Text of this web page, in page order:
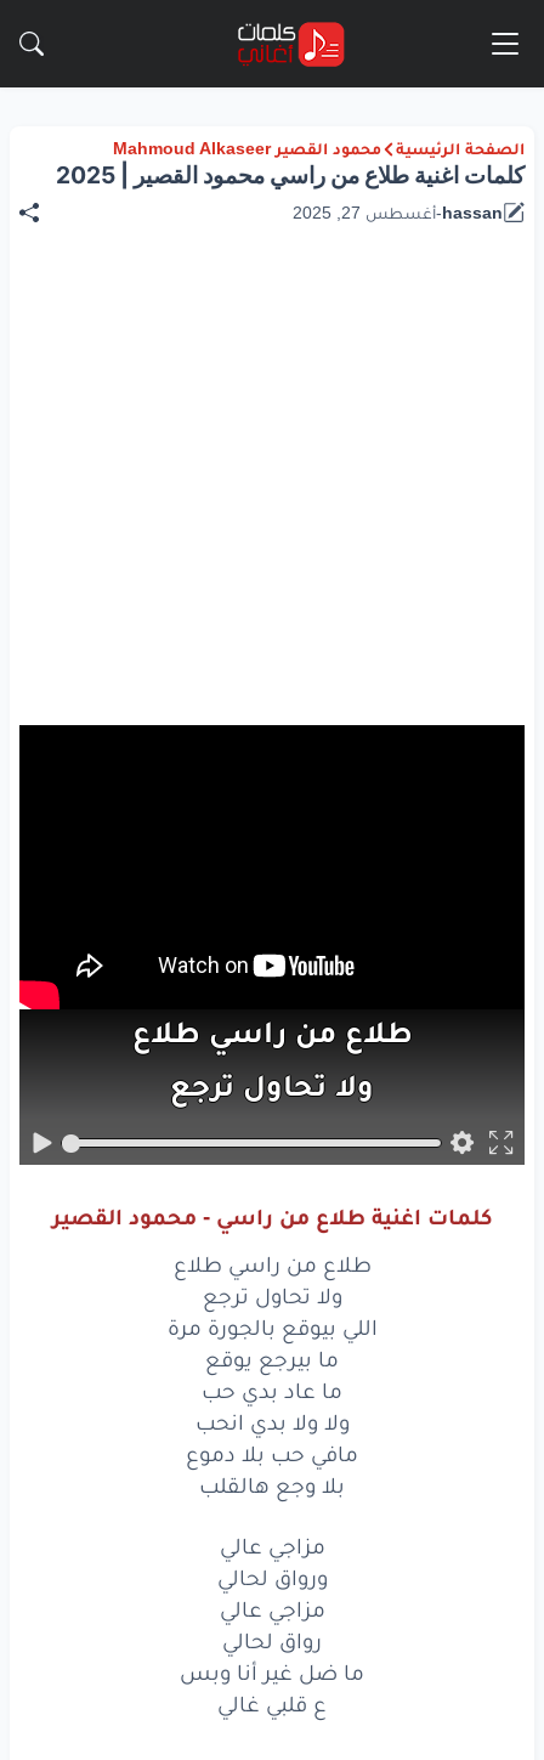
الصفحة الرئيسية محمود القصير Mahmoud Alkaseer
كلمات اغنية طلاع من راسي محمود القصير | 2025
hassan
-أغسطس 27, 2025
طلاع من راسي طلاع
ولا تحاول ترجع
الليبيوقعبالجورةمرة
ما عاد
بدي
ولاولابديانحب
مافيحببلادموع
بلاوجعهالقلب
مزاجيعالي
ورواق
مزاجيعالي
رواقلحالي
ما ضلغيرأناوبس
ع قلبي
غالي
كلمات اغنية طلاع من راسي - محمود القصير
طلاع من راسي طلاع
ولا تحاول ترجع
اللي بيوقع بالجورة مرة
ما بيرجع يوقع
ما عاد بدي حب
ولا ولا بدي انحب
مافي حب بلا دموع
بلا وجع هالقلب
مزاجي عالي
ورواق لحالي
مزاجي عالي
رواق لحالي
ما ضل غير أنا وبس
ع قلبي غالي